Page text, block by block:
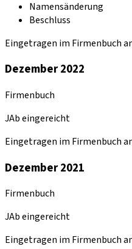
Namensänderung
Beschluss
Eingetragen im Firmenbuch
Dezember 2022
Firmenbuch
JAb eingereicht
Eingetragen im Firmenbuch
Dezember 2021
Firmenbuch
JAb eingereicht
Eingetragen im Firmenbuch